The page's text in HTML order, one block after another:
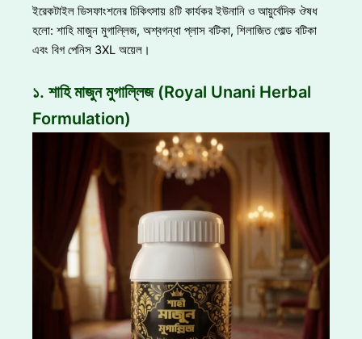
ইরেকটাইল ডিসফাংশনের চিকিৎসায় ৪টি কার্যকর ইউনানি ও আয়ুর্বেদিক ঔষধ
হলো: শাহি মাজুন মুগাল্লিজ, অশ্বগন্ধা প্লাস বটিকা, শিলাজিত গোল্ড বটিকা
এবং বিগ পেনিস 3XL অয়েল।
১. শাহি মাজুন মুগাল্লিজ (Royal Unani Herbal
Formulation)